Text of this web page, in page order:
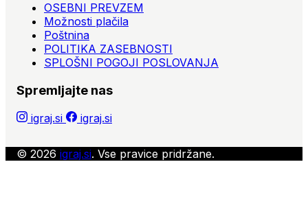
OSEBNI PREVZEM
Možnosti plačila
Poštnina
POLITIKA ZASEBNOSTI
SPLOŠNI POGOJI POSLOVANJA
Spremljajte nas
igraj.si igraj.si
© 2026 igraj.si. Vse pravice pridržane.